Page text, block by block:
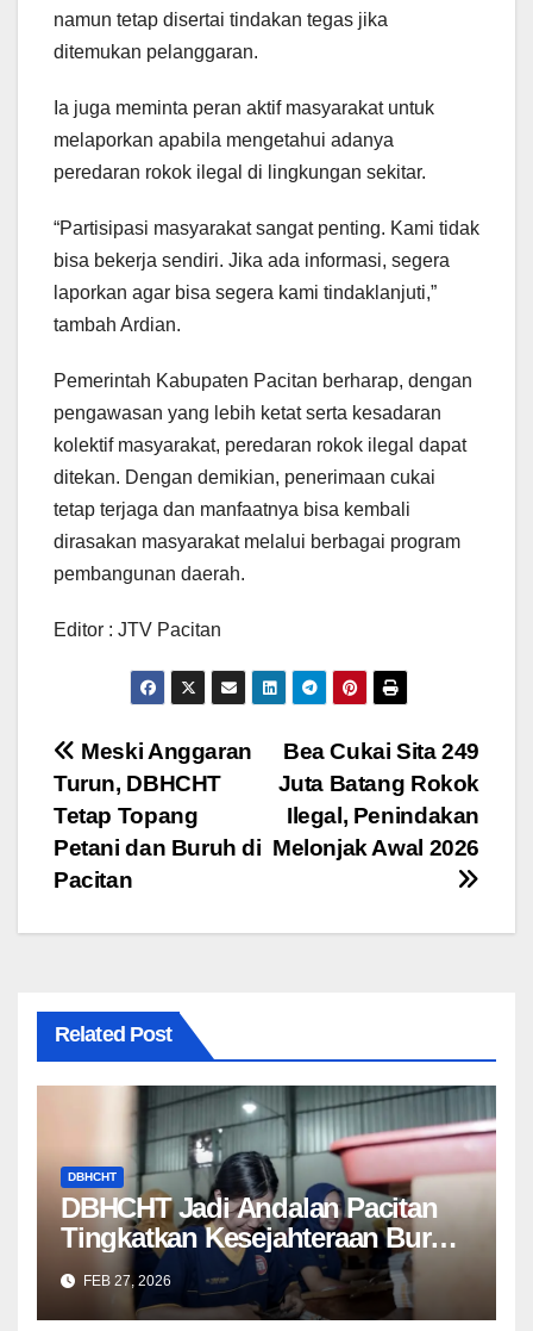
namun tetap disertai tindakan tegas jika
ditemukan pelanggaran.
Ia juga meminta peran aktif masyarakat untuk
melaporkan apabila mengetahui adanya
peredaran rokok ilegal di lingkungan sekitar.
“Partisipasi masyarakat sangat penting. Kami tidak
bisa bekerja sendiri. Jika ada informasi, segera
laporkan agar bisa segera kami tindaklanjuti,”
tambah Ardian.
Pemerintah Kabupaten Pacitan berharap, dengan
pengawasan yang lebih ketat serta kesadaran
kolektif masyarakat, peredaran rokok ilegal dapat
ditekan. Dengan demikian, penerimaan cukai
tetap terjaga dan manfaatnya bisa kembali
dirasakan masyarakat melalui berbagai program
pembangunan daerah.
Editor : JTV Pacitan
Post
navigation
Bea Cukai Sita 249
Juta Batang Rokok
Ilegal, Penindakan
Melonjak Awal 2026
Meski Anggaran
Turun, DBHCHT
Tetap Topang
Petani dan Buruh di
Pacitan
Related Post
DBHCHT
DBHCHT Jadi Andalan Pacitan
Tingkatkan Kesejahteraan Buruh
Rokok
FEB 27, 2026